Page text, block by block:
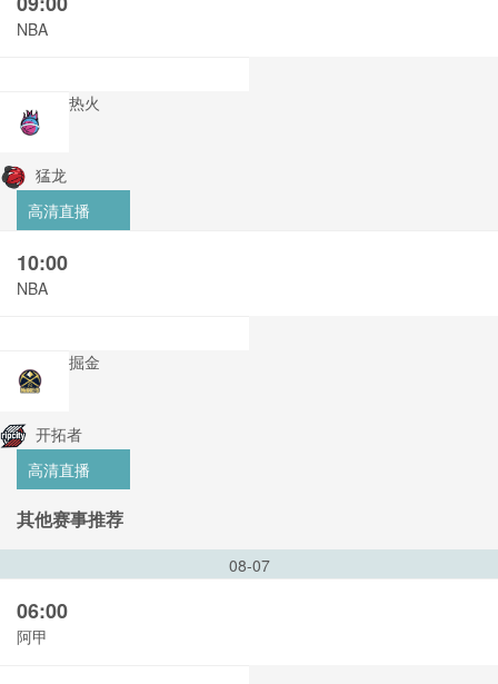
NBA
热火
猛龙
高清直播
10:00
NBA
掘金
开拓者
高清直播
其他赛事推荐
08-07
06:00
阿甲